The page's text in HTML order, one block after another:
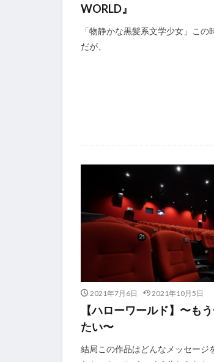
WORLD』
「物静かな黒髪系文学少女」こ
だが、
2021年7月6日 2021年10月5日
【ハローワールド】〜も
たい〜
結局この作品はどんなメッセージ